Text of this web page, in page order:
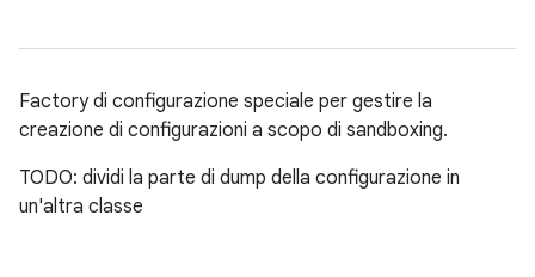
Factory di configurazione speciale per gestire la
creazione di configurazioni a scopo di sandboxing.
TODO: dividi la parte di dump della configurazione in
un'altra classe